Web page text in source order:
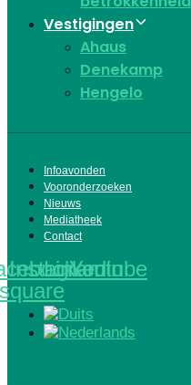
Vestigingen
Ahaus
Denekamp
Hengelo
Infoavonden
Vooronderzoeken
Nieuws
Mediatheek
Contact
square
Instagram
Linkedin
Youtube